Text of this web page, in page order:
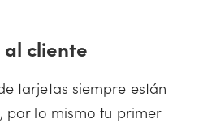
cliente
tarjetas siempre están
por lo mismo tu primer